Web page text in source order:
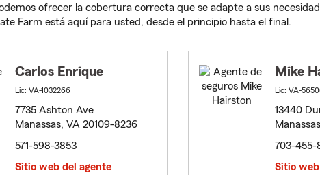
ofrecer la cobertura correcta que se adapte a sus
Farm está aquí para usted, desde el principio hasta el final.
Carlos Enrique
Lic: VA-1032266
7735 Ashton Ave
Manassas, VA 20109-8236
571-598-3853
Sitio web del agente
Mike
Lic: VA-
13440
703-455-
Sitio